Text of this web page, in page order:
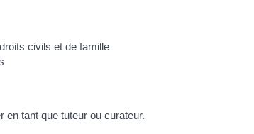
civils et de famille
en tant que tuteur ou curateur.